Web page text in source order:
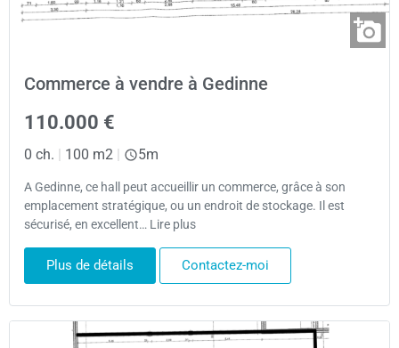
Commerce à vendre à Gedinne
110.000 €
0 ch. | 100 m2 | 5m
A Gedinne, ce hall peut accueillir un commerce, grâce à son
emplacement stratégique, ou un endroit de stockage. Il est
sécurisé, en excellent… Lire plus
Plus de détails Contactez-moi